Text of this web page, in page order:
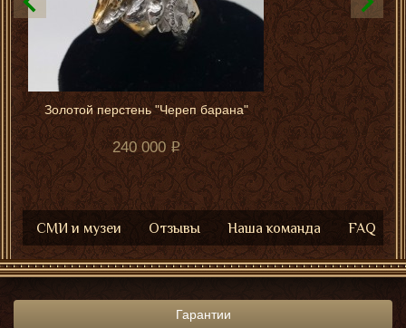
Золотой перстень "Череп барана"
240 000
СМИ и музеи Отзывы Наша команда FAQ
Гарантии